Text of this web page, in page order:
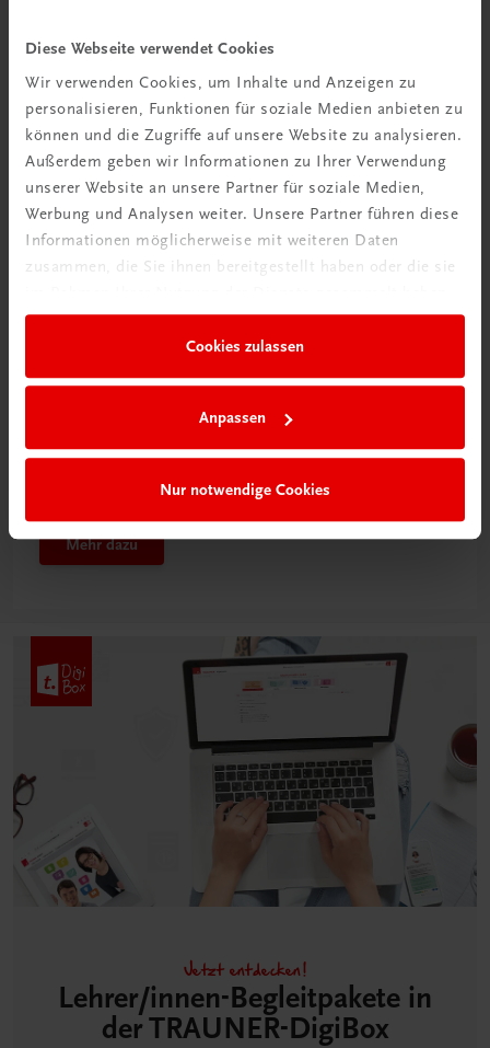
Diese Webseite verwendet Cookies
Wir verwenden Cookies, um Inhalte und Anzeigen zu
personalisieren, Funktionen für soziale Medien anbieten zu
können und die Zugriffe auf unsere Website zu analysieren.
Außerdem geben wir Informationen zu Ihrer Verwendung
unserer Website an unsere Partner für soziale Medien,
Werbung und Analysen weiter. Unsere Partner führen diese
Informationen möglicherweise mit weiteren Daten
zusammen, die Sie ihnen bereitgestellt haben oder die sie
Cookies zulassen
Anpassen
Nur notwendige Cookies
Videos mit
Tipps & Tricks
Mehr dazu
Das „Digitale
Klassenzimmer“
Mehr dazu
Jetzt entdecken!
Lehrer/innen-Begleitpakete in
der TRAUNER-DigiBox